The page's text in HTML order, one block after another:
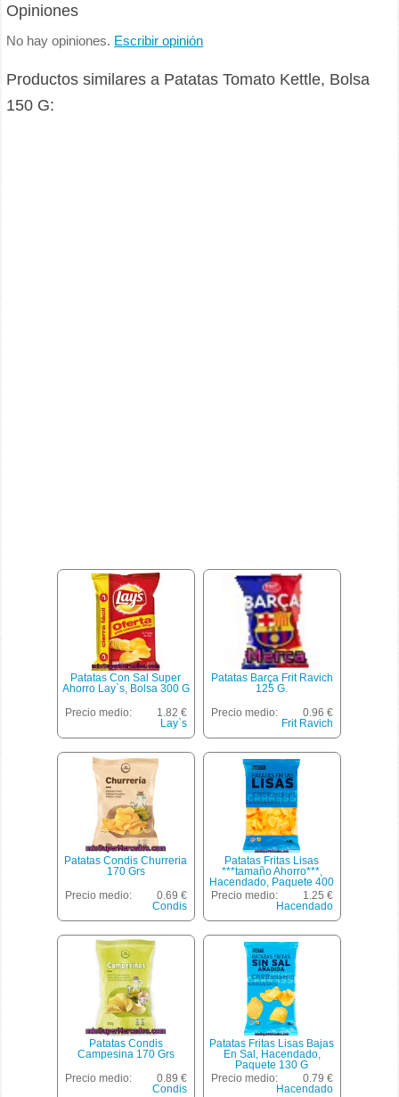
Opiniones
No hay opiniones. Escribir opinión
Productos similares a Patatas Tomato Kettle, Bolsa
150 G:
Patatas Con Sal Super
Ahorro Lay`s, Bolsa 300 G
Precio medio:
1.82 €
Lay`s
Patatas Barça Frit Ravich
125 G.
Precio medio:
0.96 €
Frit Ravich
Patatas Condis Churreria
170 Grs
Precio medio:
0.69 €
Condis
Patatas Fritas Lisas
***tamaño Ahorro***,
Hacendado, Paquete 400
G
Precio medio:
1.25 €
Hacendado
Patatas Condis
Campesina 170 Grs
Precio medio:
0.89 €
Condis
Patatas Fritas Lisas Bajas
En Sal, Hacendado,
Paquete 130 G
Precio medio:
0.79 €
Hacendado